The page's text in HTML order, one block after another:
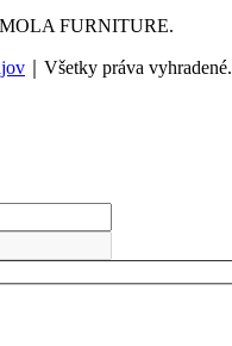
FURNITURE.
｜Všetky práva vyhradené.